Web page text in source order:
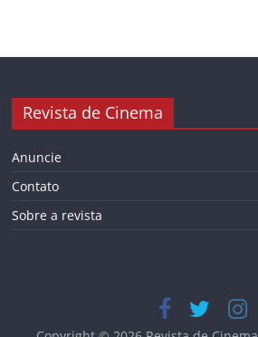
Revista de Cinema
Anuncie
Contato
Sobre a revista